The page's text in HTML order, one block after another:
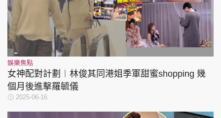
娛樂焦點
女神配對計劃︱林俊其同港姐季軍甜蜜shopping 幾
個月後進擊羅毓儀
2025-06-16